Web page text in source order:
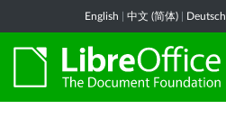
English 中文 (简体) Deutsch